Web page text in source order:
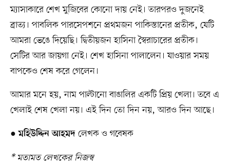
ম্যাসাকারে শেখ মুজিবের কোনো দায় নেই। তারপরও দুজনেই
ব্রাত্য। পাবলিক পারসেপশনে প্রথমজন পাকিস্তানের প্রতীক, যেটি
আমরা ভেঙে দিয়েছি। দ্বিতীয়জন হাসিনা স্বৈরাচারের প্রতীক।
সেটির আর জায়গা নেই। শেখ হাসিনা পালালেন। যাওয়ার সময়
বাপকেও শেষ করে গেলেন।
আমার মনে হয়, নাম পাল্টানো বাঙালির একটি প্রিয় খেলা। তবে এ
খেলাই শেষ খেলা নয়। এই দিন তো দিন নয়, আরও দিন আছে।
● মহিউদ্দিন আহমদলেখক ও গবেষক
* মতামত লেখকের নিজস্ব